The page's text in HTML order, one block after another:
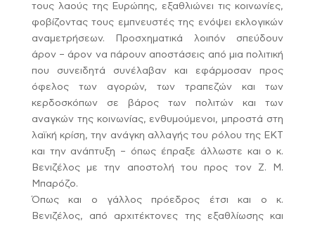
τους λαούς της Ευρώπης, εξαθλιώνει τις κοινωνίες,
φοβίζοντας τους εμπνευστές της ενόψει εκλογικών
αναμετρήσεων. Προσχηματικά λοιπόν σπεύδουν
άρον – άρον να πάρουν αποστάσεις από μια πολιτική
που συνειδητά συνέλαβαν και εφάρμοσαν προς
όφελος των αγορών, των τραπεζών και των
κερδοσκόπων σε βάρος των πολιτών και των
αναγκών της κοινωνίας, ενθυμούμενοι, μπροστά στη
λαϊκή κρίση, την ανάγκη αλλαγής του ρόλου της ΕΚΤ
και την ανάπτυξη – όπως έπραξε άλλωστε και ο κ.
Βενιζέλος με την αποστολή του προς τον Ζ. Μ.
Μπαρόζο.
Όπως και ο γάλλος πρόεδρος έτσι και ο κ.
Βενιζέλος, από αρχιτέκτονες της εξαθλίωσης και